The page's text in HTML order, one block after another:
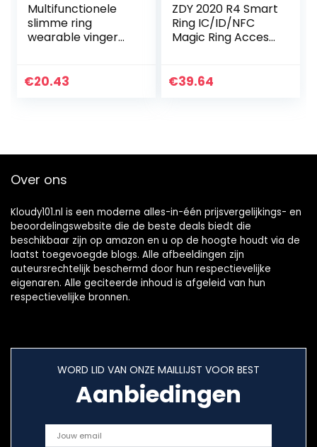
Multifunctionele
slimme ring
wearable vinger
betaling ring
€20.43
ZDY 2020 R4 Smart
Ring IC/ID/NFC
Magic Ring Access
mobiele telefoon
€39.64
Over ons
Kloudy101.nl is een moderne alles-in-één prijsvergelijkings- en
beoordelingswebsite die de beste deals biedt die
beschikbaar zijn op amazon en u op de hoogte houdt via de
laatst toegevoegde blogs. Alle afbeeldingen zijn
auteursrechtelijk beschermd door hun respectievelijke
eigenaren. Alle geciteerde inhoud is afgeleid van hun
respectievelijke bronnen.
WORD LID VAN ONZE MAILLIJST VOOR BEST
Aanbiedingen